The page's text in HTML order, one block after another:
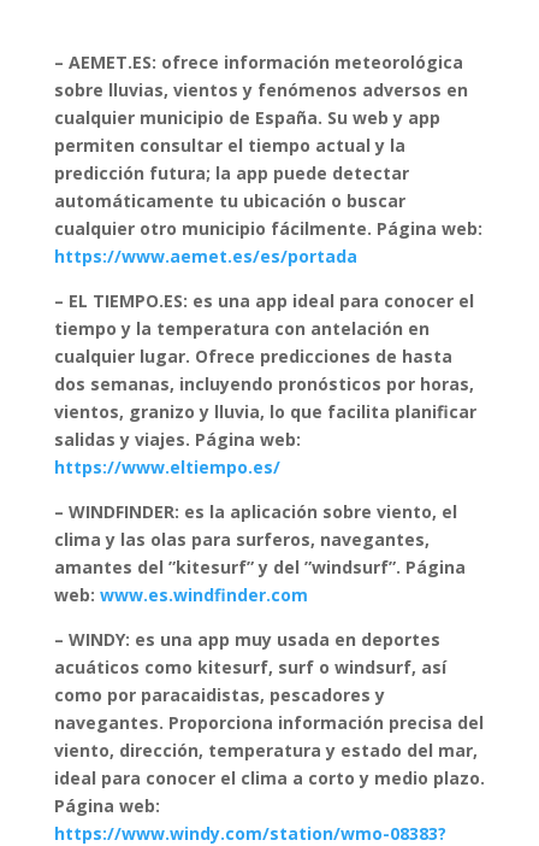
– AEMET.ES: ofrece información meteorológica
sobre lluvias, vientos y fenómenos adversos en
cualquier municipio de España. Su web y app
permiten consultar el tiempo actual y la
predicción futura; la app puede detectar
automáticamente tu ubicación o buscar
cualquier otro municipio fácilmente. Página web:
https://www.aemet.es/es/portada
– EL TIEMPO.ES: es una app ideal para conocer el
tiempo y la temperatura con antelación en
cualquier lugar. Ofrece predicciones de hasta
dos semanas, incluyendo pronósticos por horas,
vientos, granizo y lluvia, lo que facilita planificar
salidas y viajes. Página web:
https://www.eltiempo.es/
– WINDFINDER: es la aplicación sobre viento, el
clima y las olas para surferos, navegantes,
amantes del ”kitesurf” y del ”windsurf”. Página
web: www.es.windfinder.com
– WINDY: es una app muy usada en deportes
acuáticos como kitesurf, surf o windsurf, así
como por paracaidistas, pescadores y
navegantes. Proporciona información precisa del
viento, dirección, temperatura y estado del mar,
ideal para conocer el clima a corto y medio plazo.
Página web:
https://www.windy.com/station/wmo-08383?